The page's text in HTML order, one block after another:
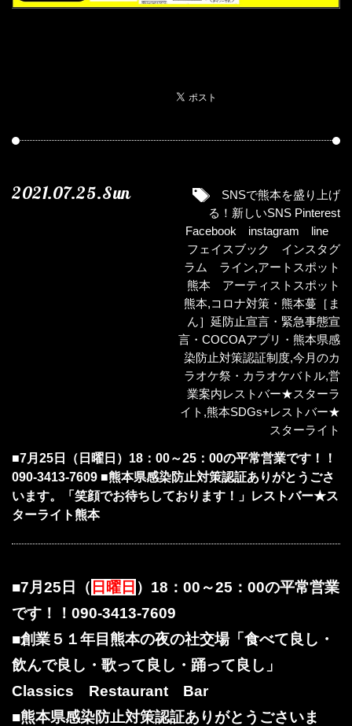
2021.07.25.Sun
SNSで熊本を盛り上げ
る！新しいSNS Pinterest
Facebook instagram line
フェイスブック インスタグ
ラム ライン,アートスポット
熊本 アーティストスポット
熊本,コロナ対策・熊本蔓［ま
ん］延防止宣言・緊急事態宣
言・COCOAアプリ・熊本県感
染防止対策認証制度,今月のカ
ラオケ祭・カラオケバトル,営
業案内レストバー★スターラ
イト ,熊本SDGs+レストバー★
スターライト
■7月25日（日曜日）18：00～25：00の平常営業です！！
090-3413-7609 ■熊本県感染防止対策認証ありがとうごさ
います。「笑顔でお待ちしております！」レストバー★ス
ターライト熊本
■7月25 日（ 日曜日 ）18：00～25：00の平常営業
です！！ 090-3413-7609
■創業５１年目熊本の夜の社交場「食べて良し・
飲んで良し・歌って良し・踊って良し」
Classics Restaurant Bar
■熊本県感染防止対策認証ありがとうごさいま